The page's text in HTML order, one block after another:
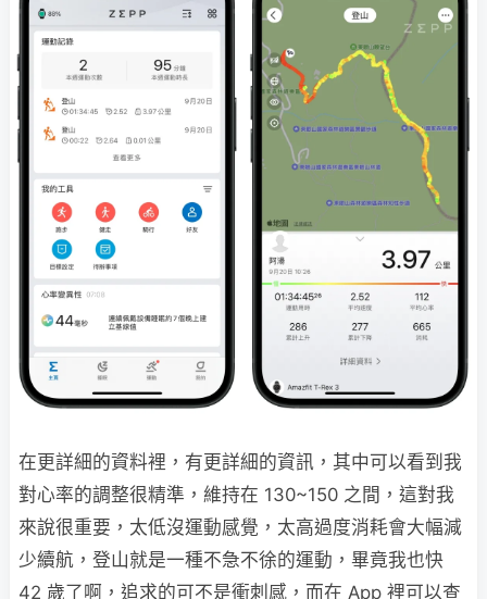
在更詳細的資料裡，有更詳細的資訊，其中可以看到我
對心率的調整很精準，維持在 130~150 之間，這對我
來說很重要，太低沒運動感覺，太高過度消耗會大幅減
少續航，登山就是一種不急不徐的運動，畢竟我也快
42 歲了啊，追求的可不是衝刺感，而在 App 裡可以查